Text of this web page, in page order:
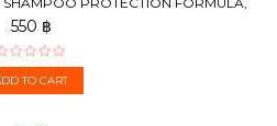
300 ML
550 ฿
TO CART